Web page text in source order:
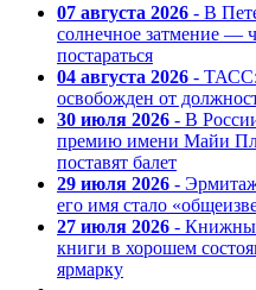
07 августа 2026 - В
солнечное затмение —
постараться
04 августа 2026 - ТАСС:
освобожден от
30 июля 2026 - В
премию имени Майи
поставят балет
29 июля 2026 -
его имя стало
27 июля 2026 -
книги в хорошем
ярмарку